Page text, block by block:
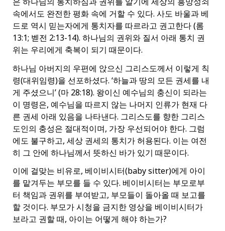
속에서도 완전한 평화 속에 거할 수 있다. 사도 바울과 베
드로 역시 믿는자에게 통치자를 따르라고 권고한다 (롬
13:1; 벧전 2:13-14). 하나님의 권위와 질서 아래 통치 권
위는 우리에게 축복이 되기 때문이다.
하나님 아버지의 우편에 앉으신 그리스도께서 이렇게 칙
령(대위임령)을 선포하셨다. ‘하늘과 땅의 모든 권세를 내
게 주셨으니’ (마 28:18). 왕이신 예수님의 충신이 되라는
이 명령은, 예수님을 따르지 않는 나머지 인류가 현재 다
른 권세 아래 있음을 나타낸다. 그리스도를 향한 그리스
도인의 충성은 절대적이며, 가장 우선되어야 한다. 그럼
에도 불구하고, 세상 권세의 통치가 허용된다. 이는 여전
히 그 안에 하나님께서 뜻하신 바가 있기 때문이다.
이에 걸맞는 비유로, 베이비시터(baby sitter)에게 아이
를 맡겨두는 부모를 들 수 있다. 베이비시터는 부모로부
터 책임과 권위를 부여받고, 부모들이 돌아올 때 보고를
할 것이다. 부모가 시청을 금지한 영상을 베이비시터가
보라고 권할 때, 아이는 어떻게 해야 하는가?